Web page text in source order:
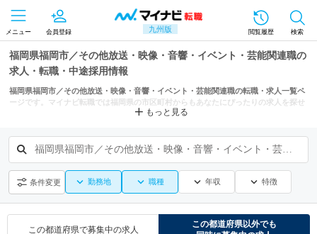
九州版
メニュー 会員登録 閲覧履歴 検索
福岡県福岡市／その他放送・映像・音響・イベント・芸能関連職の
求人・転職・中途採用情報
福岡県福岡市／その他放送・映像・音響・イベント・芸能関連職の転職・求人一覧ペ
ージです。マイナビ転職では福岡県の市区町村からもあなたにぴったりの求人を探せ
もっと見る
福岡県福岡市／その他放送・映像・音響・イベント・芸能関連職
条件変更 勤務地 職種 年収 特徴
この都道府県で募集中の求人
この都道府県以外でも